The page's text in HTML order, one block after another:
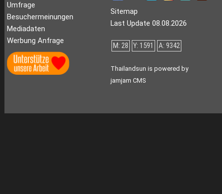
Umfrage
Besuchermeinungen
Mediadaten
Werbung Anfrage
Sitemap
Last Update 08.08.2026
M: 28 Y: 1591 A: 9342
Thailandsun is powered by
jamjam CMS